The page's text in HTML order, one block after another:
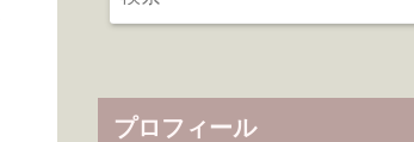
プロフィール